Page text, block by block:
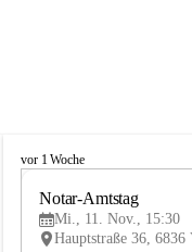
V
vor 1 Woche
Notar-Amtstag
Mi., 11. Nov., 15:30